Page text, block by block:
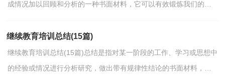
成情况加以回顾和分析的一种书面材料，它可以有效锻炼我们的语
继续教育培训总结(15篇)
继续教育培训总结(15篇)总结是指对某一阶段的工作、学习或思想中
的经验或情况进行分析研究，做出带有规律性结论的书面材料，它